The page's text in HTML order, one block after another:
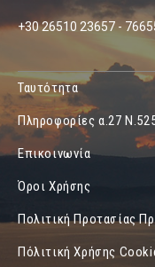
+30 26510 23657 -
Ταυτότητα
Πληροφορίες α.27
Επικοινωνία
Όροι Χρήσης
Πολιτική Προτασίας
Πόλιτική Χρήσης